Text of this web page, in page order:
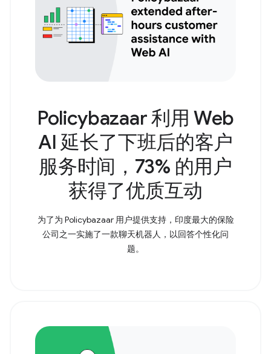
Policybazaar 利用 Web
AI 延长了下班后的客户
服务时间，73% 的用户
获得了优质互动
为了为 Policybazaar 用户提供支持，印度最大的保险
公司之一实施了一款聊天机器人，以回答个性化问
题。